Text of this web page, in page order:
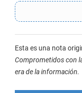
Esta es una nota
Comprometidos con
era de la información.